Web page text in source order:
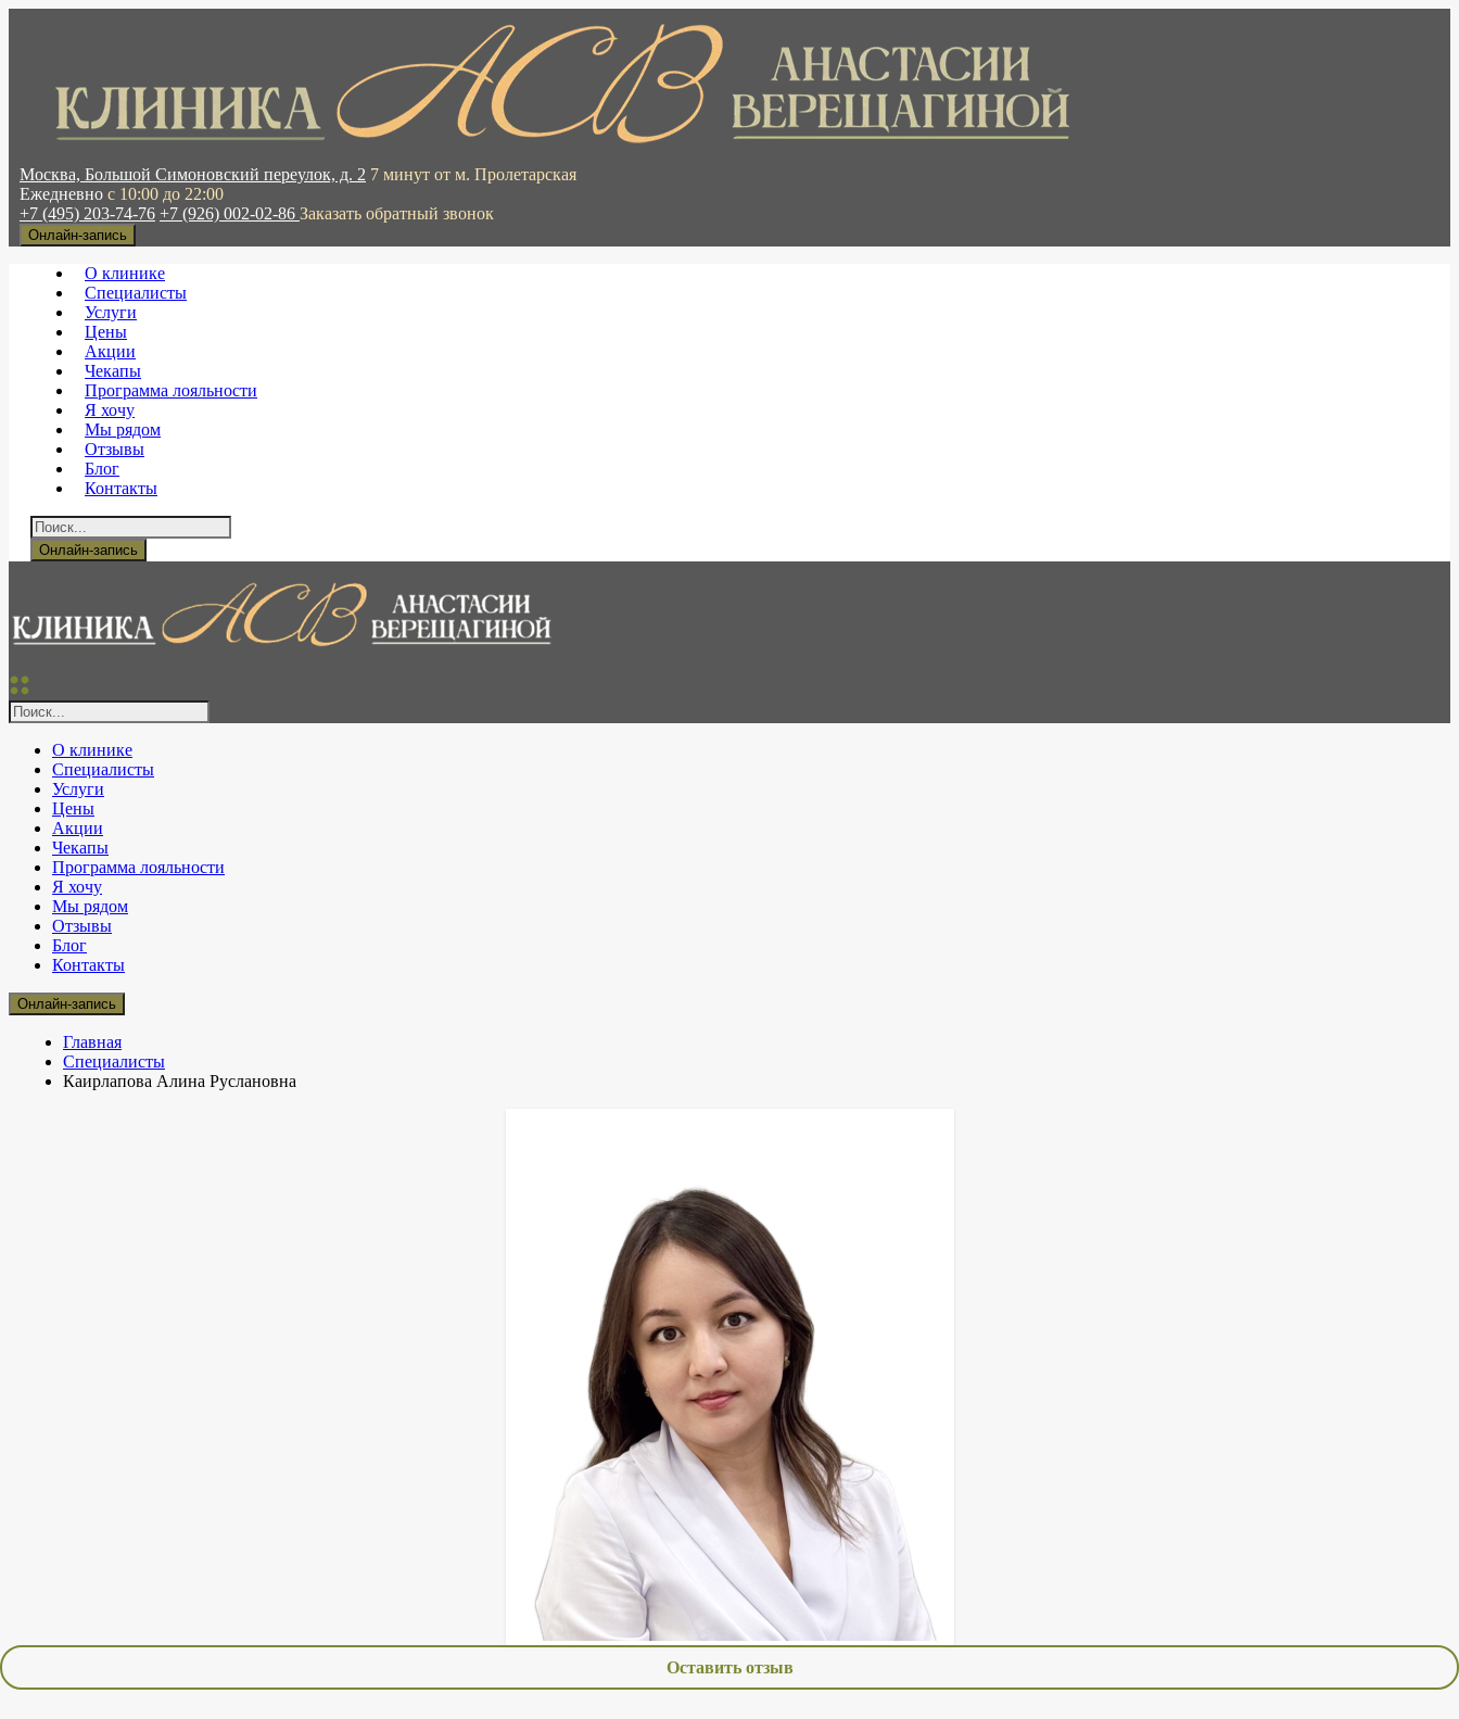
Москва, Большой Симоновский переулок, д. 2 7 минут от м. Пролетарская
Ежедневно с 10:00 до 22:00
+7 (495) 203-74-76 +7 (926) 002-02-86 Заказать обратный звонок
Онлайн-запись
О клинике
Специалисты
Услуги
Цены
Акции
Чекапы
Программа лояльности
Я хочу
Мы рядом
Отзывы
Блог
Контакты
Онлайн-запись
О клинике
Специалисты
Услуги
Цены
Акции
Чекапы
Программа лояльности
Я хочу
Мы рядом
Отзывы
Блог
Контакты
Онлайн-запись
Главная
Специалисты
Каирлапова Алина Руслановна
Оставить отзыв